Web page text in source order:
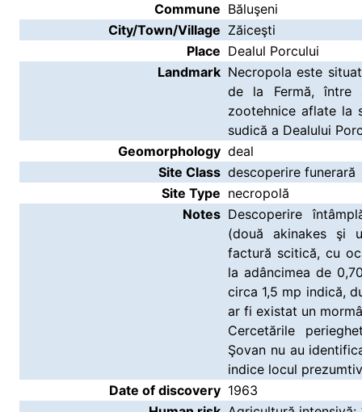
Commune Băluşeni
City/Town/Village Zăiceşti
Place Dealul Porcului
Landmark Necropola este
de la Fermă, între
zootehnice aflate la
sudică a Dealului
Geomorphology deal
Site Class descoperire funerară
Site Type necropolă
Notes Descoperire
(două akinakes şi
factură scitică, cu
la adâncimea de
circa 1,5 mp indică,
ar fi existat un
Cercetările
Şovan nu au
indice locul
Date of discovery 1963